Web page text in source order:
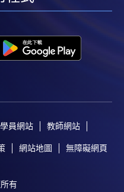
學員網站 教師網站
網站地圖 無障礙網頁
有